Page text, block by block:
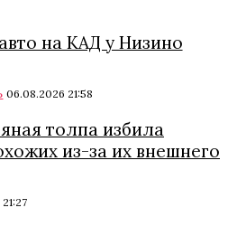
на КАД у Низино
06.08.2026 21:58
толпа избила
из-за их внешнего